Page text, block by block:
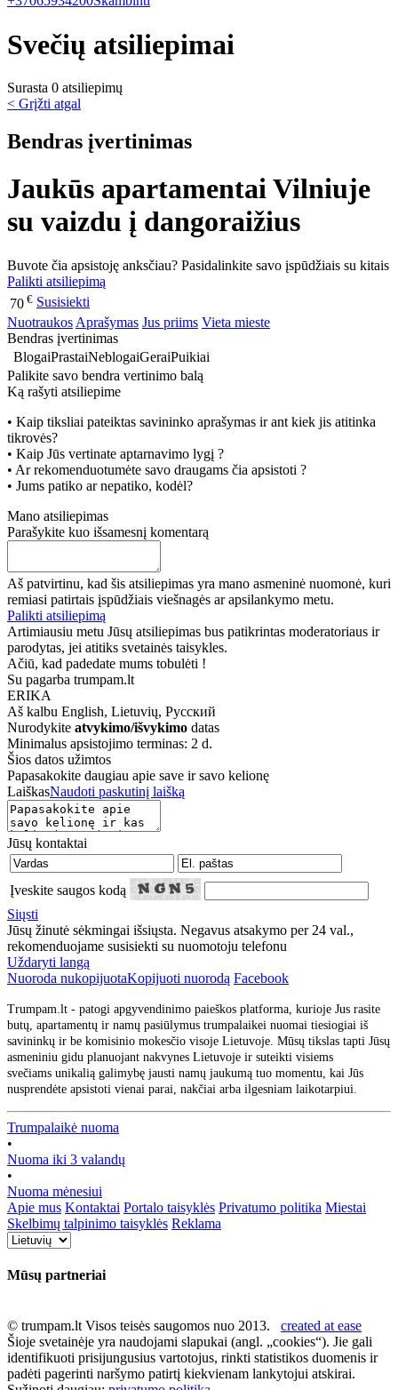
Svečių atsiliepimai
Surasta 0 atsiliepimų
< Grįžti atgal
Bendras įvertinimas
Jaukūs apartamentai Vilniuje
su vaizdu į dangoraižius
Buvote čia apsistoję anksčiau? Pasidalinkite savo įspūdžiais su kitais
Palikti atsiliepimą
70 € Susisiekti
Nuotraukos Aprašymas Jus priims Vieta mieste
Bendras įvertinimas
BlogaiPrastaiNeblogaiGeraiPuikiai
Palikite savo bendra vertinimo balą
Ką rašyti atsiliepime
• Kaip tiksliai pateiktas savininko aprašymas ir ant kiek jis atitinka
tikrovės?
• Kaip Jūs vertinate aptarnavimo lygį ?
• Ar rekomenduotumėte savo draugams čia apsistoti ?
• Jums patiko ar nepatiko, kodėl?
Mano atsiliepimas
Parašykite kuo išsamesnį komentarą
Aš patvirtinu, kad šis atsiliepimas yra mano asmeninė nuomonė, kuri
remiasi patirtais įspūdžiais viešnagės ar apsilankymo metu.
Palikti atsiliepimą
Artimiausiu metu Jūsų atsiliepimas bus patikrintas moderatoriaus ir
parodytas, jei atitiks svetainės taisykles.
Ačiū, kad padedate mums tobulėti !
Su pagarba trumpam.lt
ERIKA
Aš kalbu English, Lietuvių, Русский
Nurodykite atvykimo/išvykimo datas
Minimalus apsistojimo terminas: 2 d.
Šios datos užimtos
Papasakokite daugiau apie save ir savo kelionę
LaiškasNaudoti paskutinį laišką
Jūsų kontaktai
Įveskite saugos kodą
Siųsti
Jūsų žinutė sėkmingai išsiųsta. Negavus atsakymo per 24 val.,
rekomenduojame susisiekti su nuomotoju telefonu
Uždaryti langą
Nuoroda nukopijuotaKopijuoti nuorodą Facebook
Trumpam.lt - patogi apgyvendinimo paieškos platforma, kurioje Jus rasite
butų, apartamentų ir namų pasiūlymus trumpalaikei nuomai tiesiogiai iš
savininkų ir be komisinio mokesčio visoje Lietuvoje. Mūsų tikslas tapti Jūsų
asmeniniu gidu planuojant nakvynes Lietuvoje ir suteikti visiems
svečiams unikalią galimybę jausti namų jaukumą tuo momentu, kai Jūs
nusprendėte apsistoti vienai parai, nakčiai arba ilgesniam laikotarpiui.
Trumpalaikė nuoma
•
Nuoma iki 3 valandų
•
Nuoma mėnesiui
Apie mus Kontaktai Portalo taisyklės Privatumo politika Miestai
Skelbimų talpinimo taisyklės Reklama
Mūsų partneriai
© trumpam.lt Visos teisės saugomos nuo 2013. created at ease
Šioje svetainėje yra naudojami slapukai (angl. „cookies“). Jie gali
identifikuoti prisijungusius vartotojus, rinkti statistikos duomenis ir
padėti pagerinti naršymo patirtį kiekvienam lankytojui atskirai.